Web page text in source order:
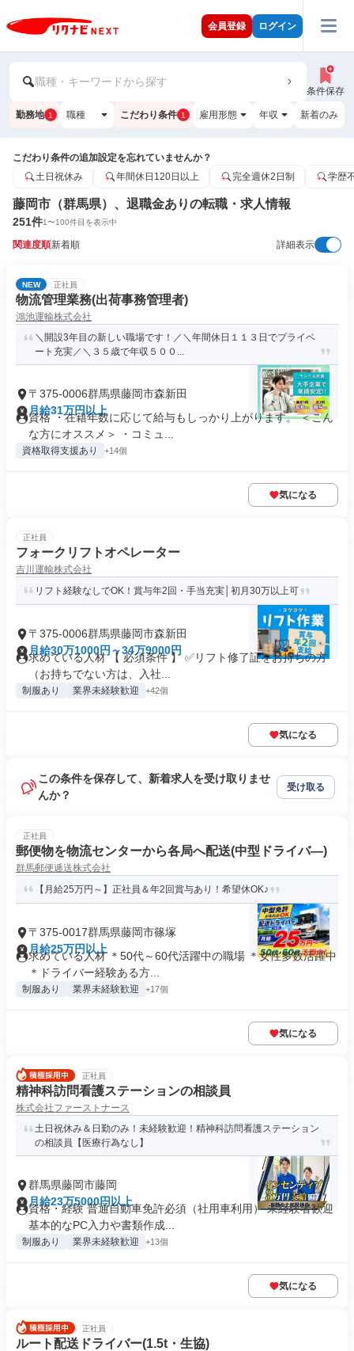
会員登録 ログイン
職種・キーワードから探す
条件保存
勤務地 1 職種 こだわり条件 1 雇用形態 年収 新着のみ
こだわり条件の追加設定を忘れていませんか？
土日祝休み
年間休日120日以上 完全週休2日制 学歴
藤岡市（群馬県）、退職金ありの転職・求人情報
251件1〜100件目を表示中
関連度順新着順 詳細表示
NEW 正社員
物流管理業務(出荷事務管理者)
鴻池運輸株式会社
＼開設3年目の新しい職場です！／＼年間休日１１３日でプライベ
ート充実／＼３５歳で年収５００...
〒375-0006群馬県藤岡市森新田
月給31万円以上
資格 ・在籍年数に応じて給与もしっかり上がります。 ＜こん
な方にオススメ＞ ・コミュ...
資格取得支援あり +14個
気になる
正社員
フォークリフトオペレーター
吉川運輸株式会社
リフト経験なしでOK！賞与年2回・手当充実│初月30万以上可
〒375-0006群馬県藤岡市森新田
月給30万1000円～34万9000円
求めている人材 【 必須条件 】 ✅リフト修了証をお持ちの方
（お持ちでない方は、入社...
制服あり 業界未経験歓迎 +42個
気になる
この条件を保存して、新着求人を受け取りませ
んか？
受け取る
正社員
郵便物を物流センターから各局へ配送(中型ドライバ―)
群馬郵便逓送株式会社
【月給25万円～】正社員＆年2回賞与あり！希望休OK♪
〒375-0017群馬県藤岡市篠塚
月給25万円以上
求めている人材 ＊50代～60代活躍中の職場 ＊女性多数活躍中
＊ドライバー経験ある方...
制服あり 業界未経験歓迎 +17個
気になる
正社員
精神科訪問看護ステーションの相談員
株式会社ファーストナース
土日祝休み＆日勤のみ！未経験歓迎！精神科訪問看護ステーション
の相談員【医療行為なし】
群馬県藤岡市藤岡
月給23万5000円以上
資格・経験 普通自動車免許必須（社用車利用） 未経験者歓迎
基本的なPC入力や書類作成...
制服あり 業界未経験歓迎 +13個
気になる
正社員
ルート配送ドライバー(1.5t・生協)